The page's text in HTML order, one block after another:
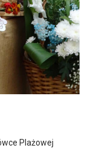
Plażowej